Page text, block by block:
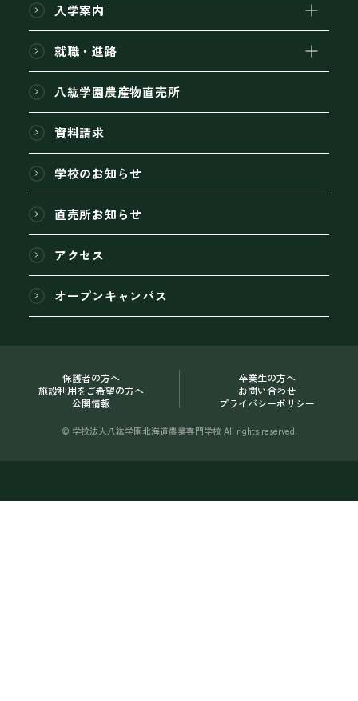
入学案内
就職・進路
八紘学園農産物直売所
資料請求
学校のお知らせ
直売所お知らせ
アクセス
オープンキャンパス
保護者の方へ
卒業生の方へ
施設利用をご希望の方へ
お問い合わせ
公開情報
プライバシーポリシー
© 学校法人八紘学園北海道農業専門学校 All rights reserved.